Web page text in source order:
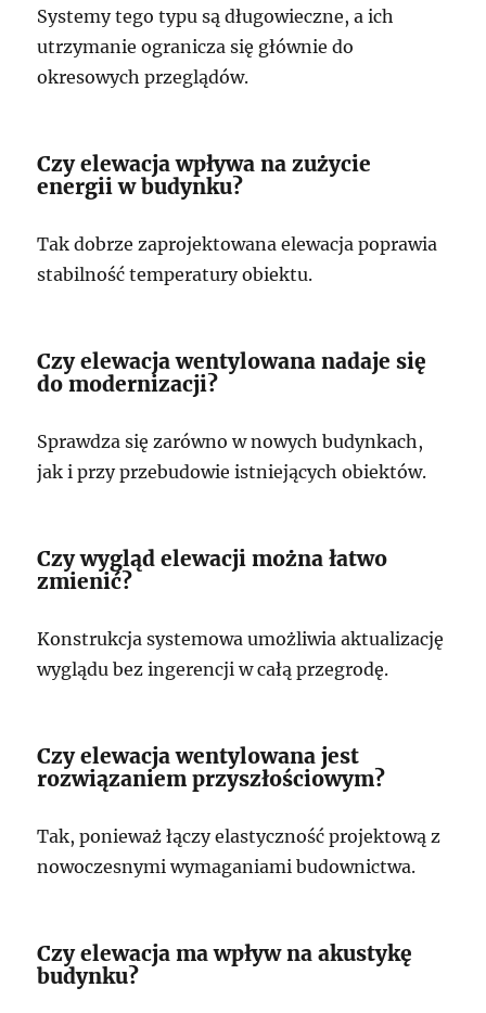
Systemy tego typu są długowieczne, a ich
utrzymanie ogranicza się głównie do
okresowych przeglądów.
Czy elewacja wpływa na zużycie
energii w budynku?
Tak dobrze zaprojektowana elewacja poprawia
stabilność temperatury obiektu.
Czy elewacja wentylowana nadaje się
do modernizacji?
Sprawdza się zarówno w nowych budynkach,
jak i przy przebudowie istniejących obiektów.
Czy wygląd elewacji można łatwo
zmienić?
Konstrukcja systemowa umożliwia aktualizację
wyglądu bez ingerencji w całą przegrodę.
Czy elewacja wentylowana jest
rozwiązaniem przyszłościowym?
Tak, ponieważ łączy elastyczność projektową z
nowoczesnymi wymaganiami budownictwa.
Czy elewacja ma wpływ na akustykę
budynku?